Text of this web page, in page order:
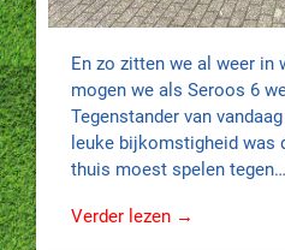
En zo zitten we al weer in
mogen we als Seroos 6
Tegenstander van
leuke bijkomstigheid was
thuis moest spelen tegen…
Verder lezen →